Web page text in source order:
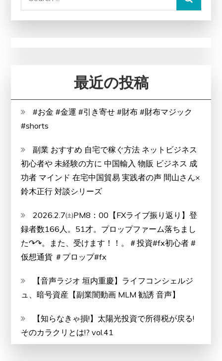
収
ン
シ
最近の投稿
#お金 #金運 #引き寄せ #財布 #財布マジック
#shorts
副業 おすすめ 自宅で稼ぐ方法 ネットビジネス
初心者や 未経験の方に 中国輸入 物販 ビジネス 成
功者 マインド 在宅中国貿易 実践者の声 間山さん×
鈴木正行 対談シリーズ
2026.2.7㈯PM8：00【FXライブ振り返り】登
録者数166人。51才。プロップファーム落ちまし
た↷↷。また、受けます！！。＃投資#fx初心者 #
仮想通貨 ＃プロップ#fx
【音声ラジオ 垣内重慶】ライフコンシェルジ
ュ、暗号資産【副業闇動画 MLM 勧誘 音声】
【知らなきゃ損!】太陽光投資で所得税が戻る!
そのカラクリとは!? vol.41